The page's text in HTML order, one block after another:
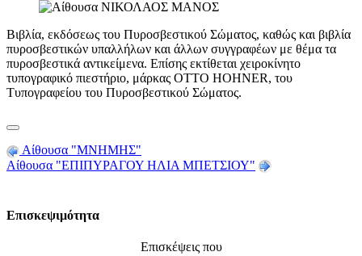
Βιβλία, εκδόσεως του Πυροσβεστικού Σώματος, καθώς και βιβλία
πυροσβεστικών υπαλλήλων και άλλων συγγραφέων με θέμα τα
πυροσβεστικά αντικείμενα. Επίσης εκτίθεται χειροκίνητο
τυπογραφικό πιεστήριο, μάρκας OTTO HOHNER, του
Τυπογραφείου του Πυροσβεστικού Σώματος.
Αίθουσα "ΜΝΗΜΗΣ"
Αίθουσα "ΕΠΙΠΥΡΑΓΟΥ ΗΛΙΑ ΜΠΕΤΣΙΟΥ"
Επισκεψιμότητα
Επισκέψεις που